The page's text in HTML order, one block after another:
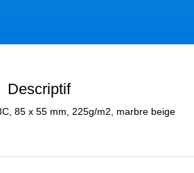
Descriptif
85 x 55 mm, 225g/m2, marbre beige